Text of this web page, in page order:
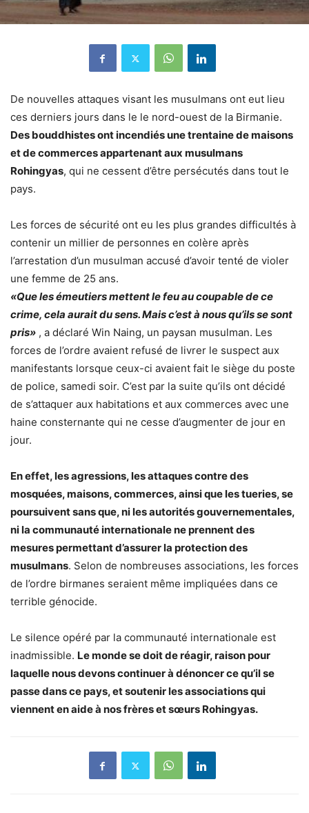
De nouvelles attaques visant les musulmans ont eut lieu
ces derniers jours dans le le nord-ouest de la Birmanie.
Des bouddhistes ont incendiés une trentaine de maisons
et de commerces appartenant aux musulmans
Rohingyas, qui ne cessent d’être persécutés dans tout le
pays.
Les forces de sécurité ont eu les plus grandes difficultés à
contenir un millier de personnes en colère après
l’arrestation d’un musulman accusé d’avoir tenté de violer
une femme de 25 ans.
«Que les émeutiers mettent le feu au coupable de ce
crime, cela aurait du sens. Mais c’est à nous qu’ils se sont
pris» , a déclaré Win Naing, un paysan musulman. Les
forces de l’ordre avaient refusé de livrer le suspect aux
manifestants lorsque ceux-ci avaient fait le siège du poste
de police, samedi soir. C’est par la suite qu’ils ont décidé
de s’attaquer aux habitations et aux commerces avec une
haine consternante qui ne cesse d’augmenter de jour en
jour.
En effet, les agressions, les attaques contre des
mosquées, maisons, commerces, ainsi que les tueries, se
poursuivent sans que, ni les autorités gouvernementales,
ni la communauté internationale ne prennent des
mesures permettant d’assurer la protection des
musulmans. Selon de nombreuses associations, les forces
de l’ordre birmanes seraient même impliquées dans ce
terrible génocide.
Le silence opéré par la communauté internationale est
inadmissible. Le monde se doit de réagir, raison pour
laquelle nous devons continuer à dénoncer ce qu’il se
passe dans ce pays, et soutenir les associations qui
viennent en aide à nos frères et sœurs Rohingyas.